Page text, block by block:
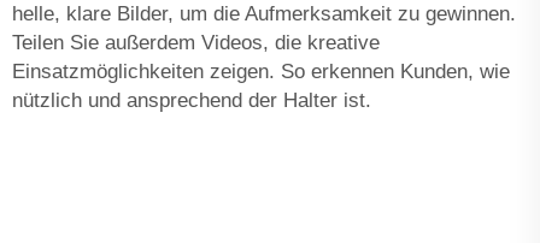
helle, klare Bilder, um die Aufmerksamkeit zu gewinnen.
Teilen Sie außerdem Videos, die kreative
Einsatzmöglichkeiten zeigen. So erkennen Kunden, wie
nützlich und ansprechend der Halter ist.